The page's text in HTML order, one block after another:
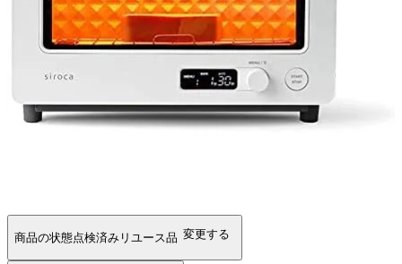
商品の状態点検済みリユース品 変更する